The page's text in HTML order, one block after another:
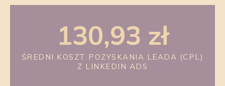
130,93 zł
ŚREDNI KOSZT POZYSKANIA LEADA (CPL)
Z LINKEDIN ADS